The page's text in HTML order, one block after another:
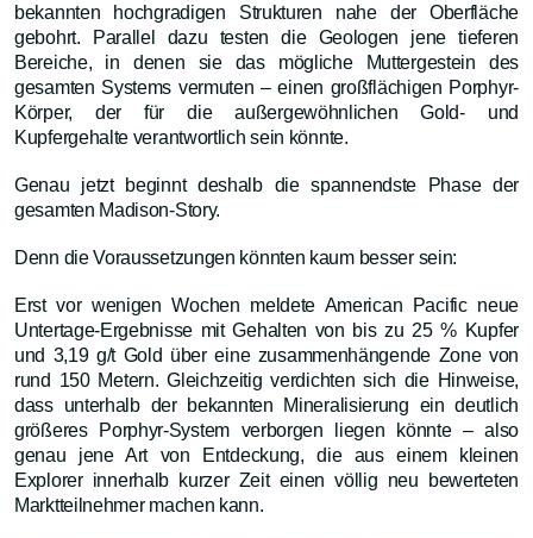
bekannten hochgradigen Strukturen nahe der Oberfläche
gebohrt. Parallel dazu testen die Geologen jene tieferen
Bereiche, in denen sie das mögliche Muttergestein des
gesamten Systems vermuten – einen großflächigen Porphyr-
Körper, der für die außergewöhnlichen Gold- und
Kupfergehalte verantwortlich sein könnte.
Genau jetzt beginnt deshalb die spannendste Phase der
gesamten Madison-Story.
Denn die Voraussetzungen könnten kaum besser sein:
Erst vor wenigen Wochen meldete American Pacific neue
Untertage-Ergebnisse mit Gehalten von bis zu 25 % Kupfer
und 3,19 g/t Gold über eine zusammenhängende Zone von
rund 150 Metern. Gleichzeitig verdichten sich die Hinweise,
dass unterhalb der bekannten Mineralisierung ein deutlich
größeres Porphyr-System verborgen liegen könnte – also
genau jene Art von Entdeckung, die aus einem kleinen
Explorer innerhalb kurzer Zeit einen völlig neu bewerteten
Marktteilnehmer machen kann.